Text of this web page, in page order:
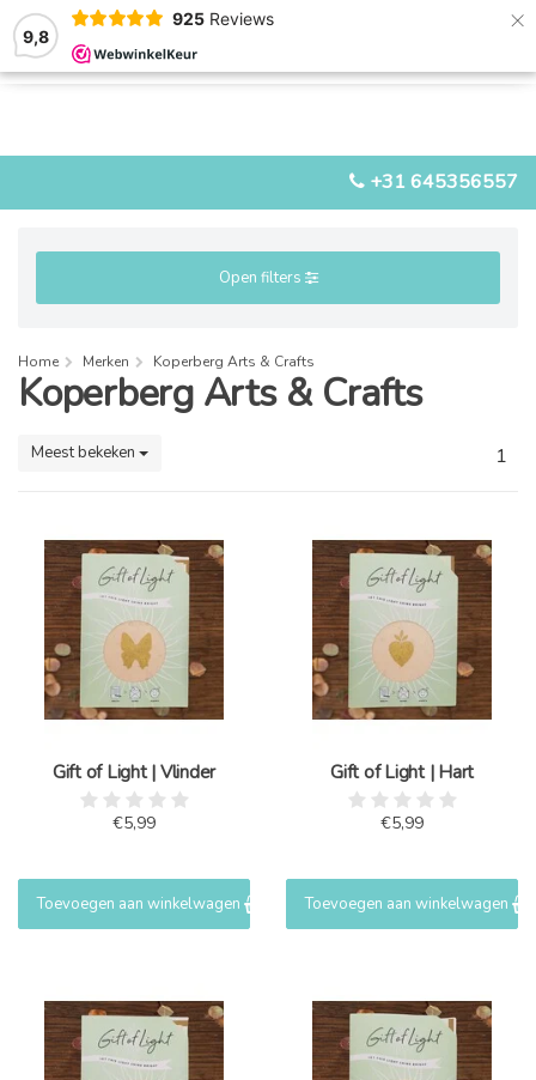
9,8
925 Reviews ×
+31 645356557
MENU
Open filters
Home Merken Koperberg Arts & Crafts
Koperberg Arts & Crafts
Meest bekeken 1
Gift of Light | Vlinder
€5,99
Toevoegen aan winkelwagen
Gift of Light | Hart
€5,99
Toevoegen aan winkelwagen